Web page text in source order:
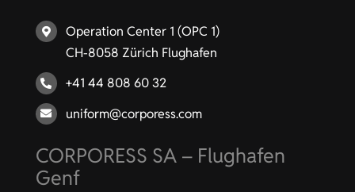
Operation Center 1 (OPC 1)
CH-8058 Zürich Flughafen
+41 44 808 60 32
uniform@corporess.com
CORPORESS SA – Flughafen
Genf